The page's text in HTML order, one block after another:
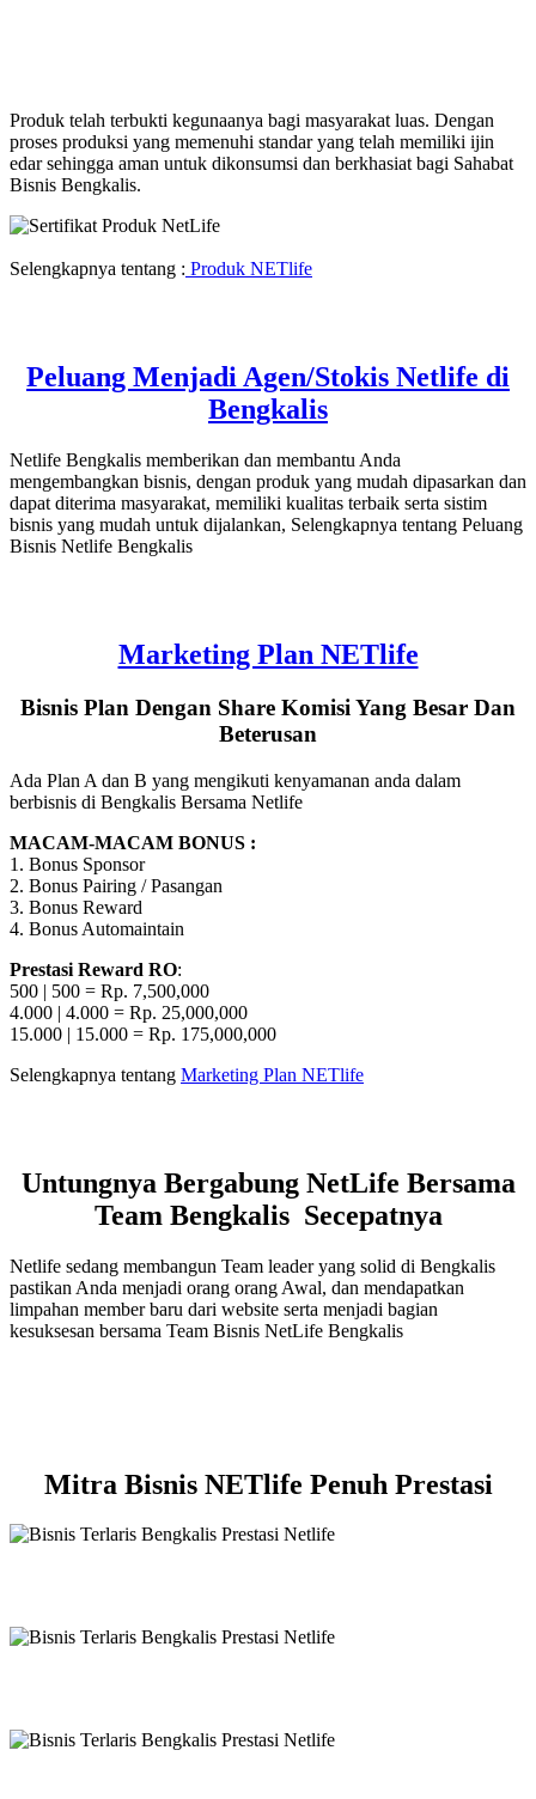
Produk telah terbukti kegunaanya bagi masyarakat luas. Dengan
proses produksi yang memenuhi standar yang telah memiliki ijin
edar sehingga aman untuk dikonsumsi dan berkhasiat bagi Sahabat
Bisnis Bengkalis.
Selengkapnya tentang : Produk NETlife
Peluang Menjadi Agen/Stokis Netlife di
Bengkalis
Netlife Bengkalis memberikan dan membantu Anda
mengembangkan bisnis, dengan produk yang mudah dipasarkan dan
dapat diterima masyarakat, memiliki kualitas terbaik serta sistim
bisnis yang mudah untuk dijalankan, Selengkapnya tentang Peluang
Bisnis Netlife Bengkalis
Marketing Plan NETlife
Bisnis Plan Dengan Share Komisi Yang Besar Dan
Beterusan
Ada Plan A dan B yang mengikuti kenyamanan anda dalam
berbisnis di Bengkalis Bersama Netlife
MACAM-MACAM BONUS :
1. Bonus Sponsor
2. Bonus Pairing / Pasangan
3. Bonus Reward
4. Bonus Automaintain
Prestasi Reward RO:
500 | 500 = Rp. 7,500,000
4.000 | 4.000 = Rp. 25,000,000
15.000 | 15.000 = Rp. 175,000,000
Selengkapnya tentang Marketing Plan NETlife
Untungnya Bergabung NetLife Bersama
Team Bengkalis Secepatnya
Netlife sedang membangun Team leader yang solid di Bengkalis
pastikan Anda menjadi orang orang Awal, dan mendapatkan
limpahan member baru dari website serta menjadi bagian
kesuksesan bersama Team Bisnis NetLife Bengkalis
Mitra Bisnis NETlife Penuh Prestasi